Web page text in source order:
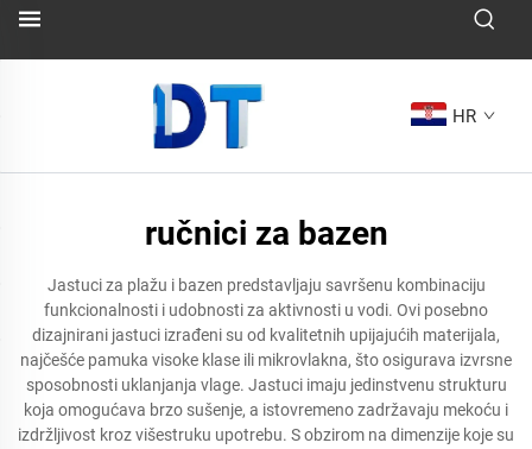
HR
ručnici za bazen
Jastuci za plažu i bazen predstavljaju savršenu kombinaciju
funkcionalnosti i udobnosti za aktivnosti u vodi. Ovi posebno
dizajnirani jastuci izrađeni su od kvalitetnih upijajućih materijala,
najčešće pamuka visoke klase ili mikrovlakna, što osigurava izvrsne
sposobnosti uklanjanja vlage. Jastuci imaju jedinstvenu strukturu
koja omogućava brzo sušenje, a istovremeno zadržavaju mekoću i
izdržljivost kroz višestruku upotrebu. S obzirom na dimenzije koje su